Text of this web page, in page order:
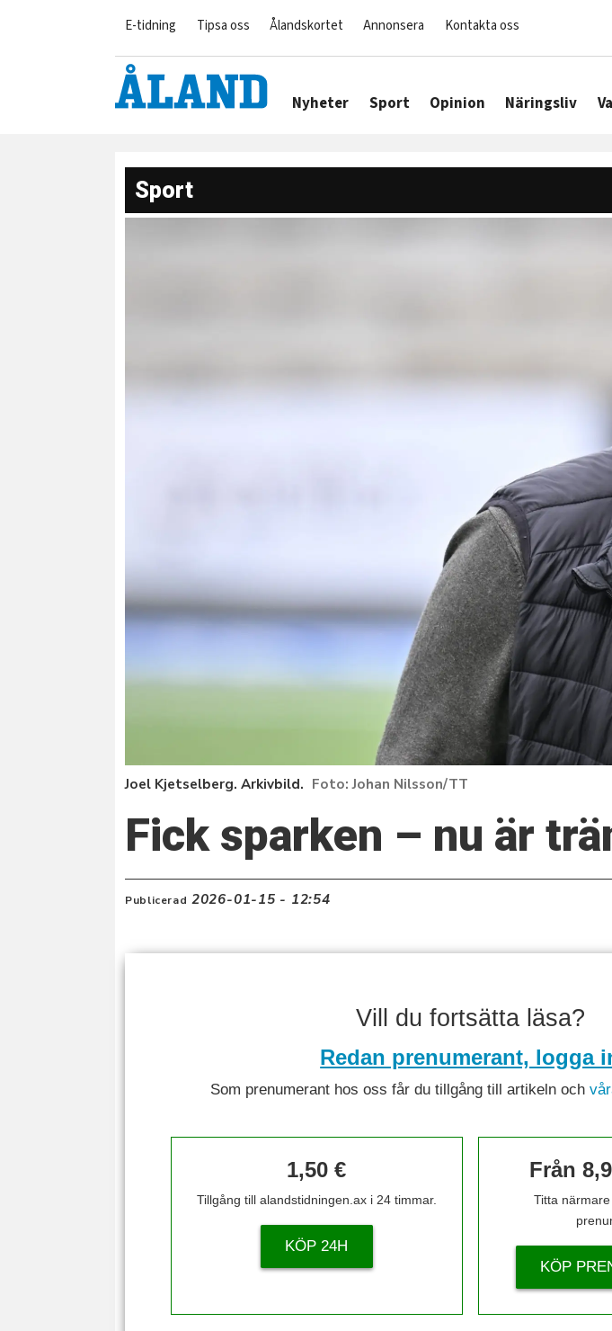
E-tidning Tipsa oss Ålandskortet Annonsera Kontakta oss
Nyheter Sport Opinion Näringsliv
Sport
Joel Kjetselberg. Arkivbild. Johan Nilsson/TT
Fick sparken – nu är
Publicerad 2026-01-15 - 12:54
Vill du fortsätta läsa?
Redan prenumerant, logga
Som prenumerant hos oss får du tillgång till artikeln och
1,50 €
Tillgång till alandstidningen.ax i 24 timmar.
KÖP 24H
Från
Titta
KÖP